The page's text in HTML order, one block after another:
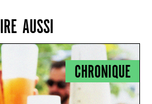
AUSSI
CHRONIQUE